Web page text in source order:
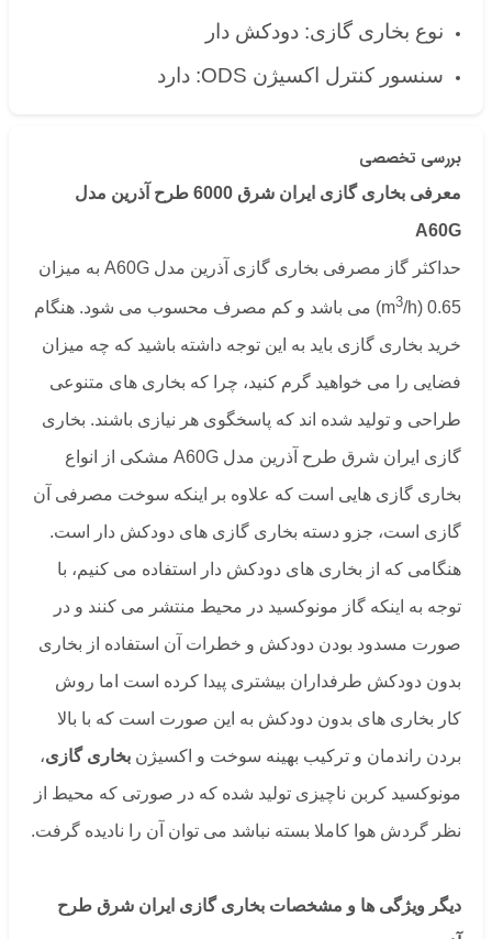
نوع بخاری گازی: دودکش دار
سنسور کنترل اکسیژن ODS: دارد
بررسی تخصصی
معرفی بخاری گازی ایران شرق 6000 طرح آذرین مدل
A60G
حداکثر گاز مصرفی بخاری گازی آذرین مدل A60G به میزان
0.65 (m
3
/h) می باشد و کم مصرف محسوب می شود. هنگام
خرید بخاری گازی باید به این توجه داشته باشید که چه میزان
فضایی را می خواهید گرم کنید، چرا که بخاری های متنوعی
طراحی و تولید شده اند که پاسخگوی هر نیازی باشند. بخاری
گازی ایران شرق طرح آذرین مدل A60G مشکی از انواع
بخاری گازی هایی است که علاوه بر اینکه سوخت مصرفی آن
گازی است، جزو دسته بخاری گازی های دودکش دار است.
هنگامی که از بخاری های دودکش دار استفاده می کنیم، با
توجه به اینکه گاز مونوکسید در محیط منتشر می کنند و در
صورت مسدود بودن دودکش و خطرات آن استفاده از بخاری
بدون دودکش طرفداران بیشتری پیدا کرده است اما روش
کار بخاری های بدون دودکش به این صورت است که با بالا
بردن راندمان و ترکیب بهینه سوخت و اکسیژن بخاری گازی،
مونوکسید کربن ناچیزی تولید شده که در صورتی که محیط از
نظر گردش هوا کاملا بسته نباشد می توان آن را نادیده گرفت.
دیگر ویژگی ها و مشخصات بخاری گازی ایران شرق طرح